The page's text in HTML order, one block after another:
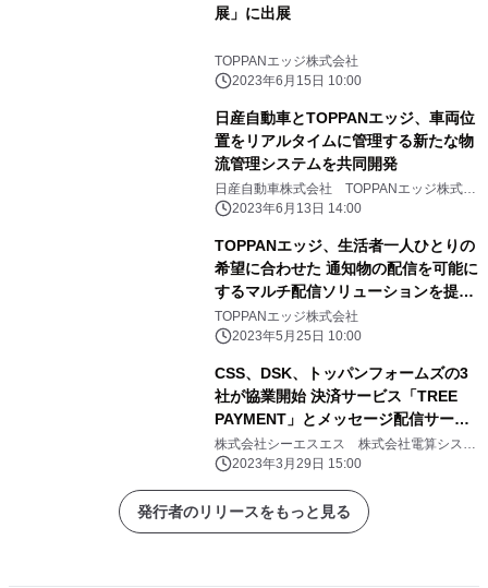
展」に出展
TOPPANエッジ株式会社
2023年6月15日 10:00
日産自動車とTOPPANエッジ、車両位
置をリアルタイムに管理する新たな物
流管理システムを共同開発
日産自動車株式会社 TOPPANエッジ株式会
社 2023年6月13日 14:00
TOPPANエッジ、生活者一人ひとりの
希望に合わせた 通知物の配信を可能に
するマルチ配信ソリューションを提供
開始
TOPPANエッジ株式会社
2023年5月25日 10:00
CSS、DSK、トッパンフォームズの3
社が協業開始 決済サービス「TREE
PAYMENT」とメッセージ配信サービ
ス「EngagePlus」の連携によるサー
ビス内容のレベルアップについて
株式会社シーエスエス 株式会社電算システ
ム トッパン・フォームズ株式会社
2023年3月29日 15:00
発行者のリリースをもっと見る